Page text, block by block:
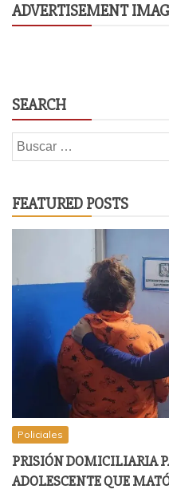
ADVERTISEMENT
SEARCH
Buscar:
FEATURED POSTS
Policiales
PRISIÓN DOMICILIARIA
ADOLESCENTE QUE